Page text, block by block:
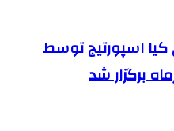
اسپورتیج توسط
برگزار شد